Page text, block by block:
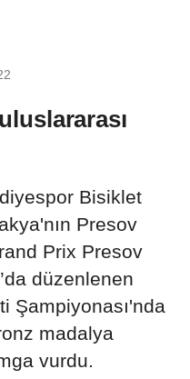
Bisiklet
Presov
Prix Presov
düzenlenen
Şampiyonası'nda
madalya
vurdu.